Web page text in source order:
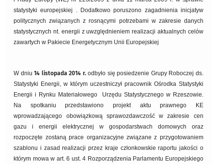
statystyki europejskiej . Dodatkowo poruszono zagadnienia inicjatyw
politycznych związanych z rosnącymi potrzebami w zakresie danych
statystycznych nt. energii z uwzględnieniem realizacji aktualnych celów
zawartych w Pakiecie Energetycznym Unii Europejskiej
W dniu14 listopada 2014 r.odbyło się posiedzenie Grupy Roboczej ds.
Statystyki Energii, w którym uczestniczył pracownik Ośrodka Statystyki
Energii i Rynku Materiałowego Urzędu Statystycznego w Rzeszowie.
Na spotkaniu przedstawiono projekt aktu prawnego KE
wprowadzającego obowiązkową sprawozdawczość w zakresie cen
gazu i energii elektrycznej w gospodarstwach domowych oraz
rozpoczęte zostaną prace organizacyjne związane z przygotowaniem
szablonu i zasad realizacji przez kraje członkowskie raportu jakości o
którym mowa w art. 6 ust. 4 Rozporządzenia Parlamentu Europejskiego